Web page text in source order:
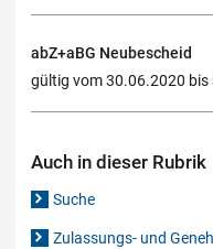
abZ+aBG Neubescheid
gültig vom 30.06.2020
Auch in dieser Rubrik
Suche
Zulassungs- und